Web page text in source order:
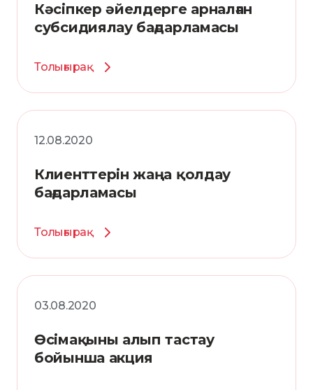
Кәсіпкер әйелдерге арналған
субсидиялау бағдарламасы
Толығырақ
12.08.2020
Клиенттерін жаңа қолдау
бағдарламасы
Толығырақ
03.08.2020
Өсімақыны алып тастау
бойынша акция